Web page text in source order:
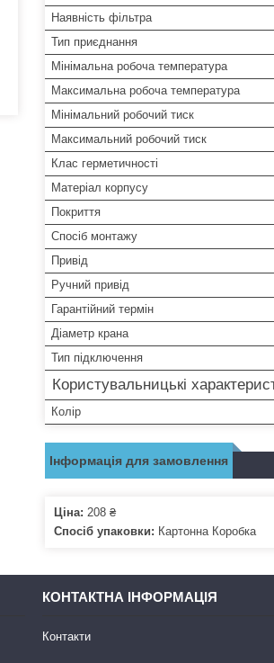
Наявність фільтра
Тип приєднання
Мінімальна робоча температура
Максимальна робоча температура
Мінімальний робочий тиск
Максимальний робочий тиск
Клас герметичності
Матеріал корпусу
Покриття
Спосіб монтажу
Привід
Ручний привід
Гарантійний термін
Діаметр крана
Тип підключення
Користувальницькі
Колір
Інформація для замовлення
Ціна: 208 ₴
Спосіб упаковки: Картонна Коробка
КОНТАКТНА ІНФОРМАЦІЯ
Контакти